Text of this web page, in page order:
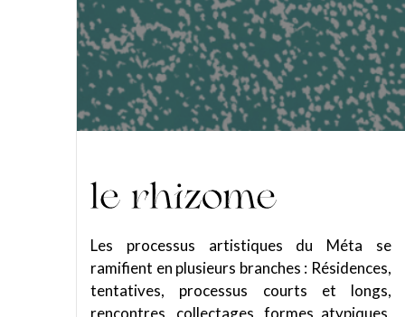
Les processus artistiques du Méta se
ramifient en plusieurs branches : Résidences,
tentatives, processus courts et longs,
rencontres, collectages, formes atypiques,